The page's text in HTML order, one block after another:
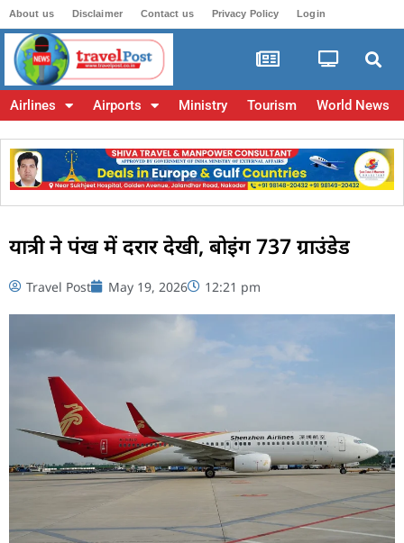
About us Disclaimer Contact us Privacy Policy Login
Airlines Airports Ministry Tourism World News
यात्री ने पंख में दरार देखी, बोइंग 737 ग्राउंडेड
Travel Post May 19, 2026 12:21 pm